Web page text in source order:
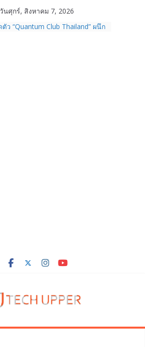
วันศุกร์, สิงหาคม 7, 2026
ตัว “Quantum Club Thailand” ผนึก